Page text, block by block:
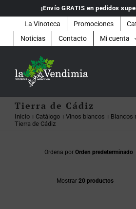
contenido
¡Envío GRATIS en pedidos
La Vinoteca Promociones
Noticias
Contacto Mi cuenta
Tierra de Cádiz
Inicio Catálogo Vinos blancos
Blancos
Tierra de Cádiz
Ordena por Orden predeterminado
Mostrar 20 productos